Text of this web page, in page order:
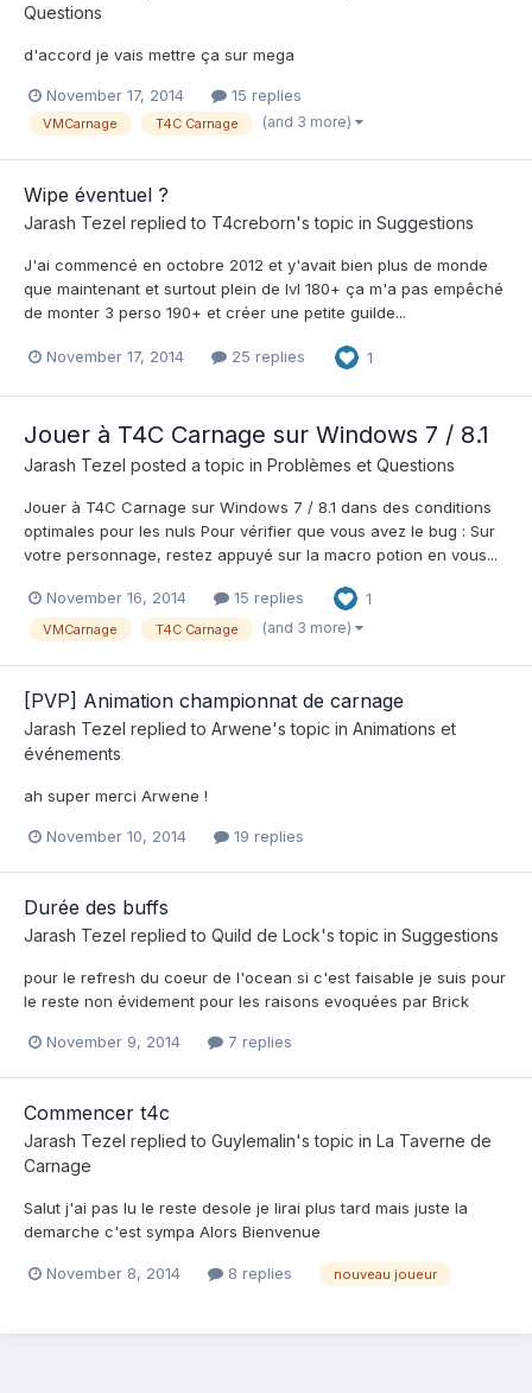
Questions
d'accord je vais mettre ça sur mega
November 17, 2014 15 replies
VMCarnage T4C Carnage (and 3 more)
Wipe éventuel ?
Jarash Tezel replied to T4creborn's topic in Suggestions
J'ai commencé en octobre 2012 et y'avait bien plus de monde
que maintenant et surtout plein de lvl 180+ ça m'a pas empêché
de monter 3 perso 190+ et créer une petite guilde...
November 17, 2014 25 replies 1
Jouer à T4C Carnage sur Windows 7 / 8.1
Jarash Tezel posted a topic in Problèmes et Questions
Jouer à T4C Carnage sur Windows 7 / 8.1 dans des conditions
optimales pour les nuls Pour vérifier que vous avez le bug : Sur
votre personnage, restez appuyé sur la macro potion en vous...
November 16, 2014 15 replies 1
VMCarnage T4C Carnage (and 3 more)
[PVP] Animation championnat de carnage
Jarash Tezel replied to Arwene's topic in Animations et
événements
ah super merci Arwene !
November 10, 2014 19 replies
Durée des buffs
Jarash Tezel replied to Quild de Lock's topic in Suggestions
pour le refresh du coeur de l'ocean si c'est faisable je suis pour
le reste non évidement pour les raisons evoquées par Brick
November 9, 2014 7 replies
Commencer t4c
Jarash Tezel replied to Guylemalin's topic in La Taverne de
Carnage
Salut j'ai pas lu le reste desole je lirai plus tard mais juste la
demarche c'est sympa Alors Bienvenue
November 8, 2014 8 replies nouveau joueur